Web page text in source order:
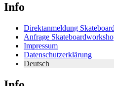
Info
Direktanmeldung
Anfrage
Impressum
Datenschutzerklärung
Deutsch